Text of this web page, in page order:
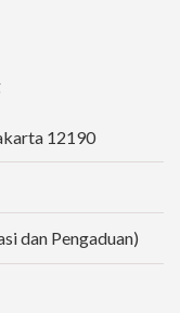
12190
dan Pengaduan)